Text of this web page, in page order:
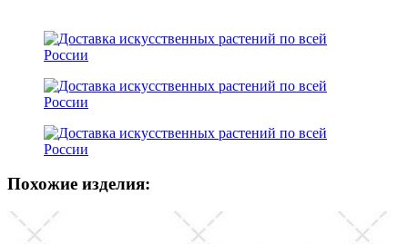
Похожие изделия: